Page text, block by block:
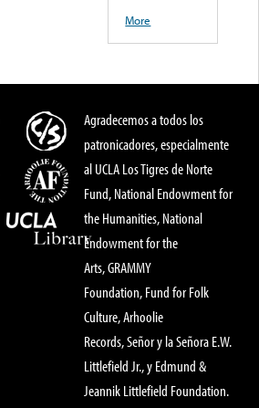
More
Agradecemos a todos los
patronicadores, especialmente
al UCLA Los Tigres de Norte
Fund, National Endowment for
the Humanities, National
Endowment for the
Arts, GRAMMY
Foundation, Fund for Folk
Culture, Arhoolie
Records, Señor y la Señora E.W.
Littlefield Jr., y Edmund &
Jeannik Littlefield Foundation.